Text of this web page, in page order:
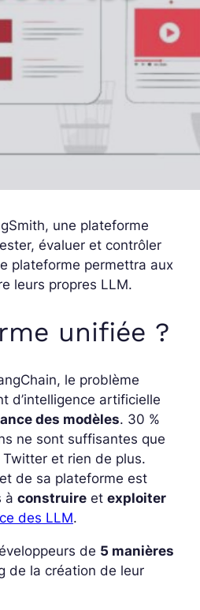
une plateforme
évaluer et contrôler
plateforme permettra aux
leurs propres LLM.
unifiée ?
le problème
d’intelligence artificielle
des modèles. 30 %
ne sont suffisantes que
et rien de plus.
de sa plateforme est
à construire et exploiter
des LLM.
de 5 manières
de la création de leur